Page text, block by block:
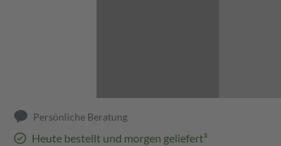
Persönliche Beratung
Heute bestellt und morgen geliefert³